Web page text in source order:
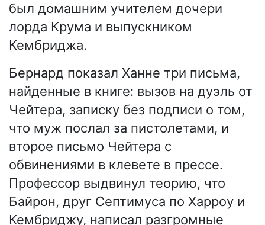
был домашним учителем дочери
лорда Крума и выпускником
Кембриджа.
Бернард показал Ханне три письма,
найденные в книге: вызов на дуэль от
Чейтера, записку без подписи о том,
что муж послал за пистолетами, и
второе письмо Чейтера с
обвинениями в клевете в прессе.
Профессор выдвинул теорию, что
Байрон, друг Септимуса по Харроу и
Кембриджу, написал разгромные